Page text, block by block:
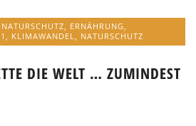
ERNÄHRUNG
KLIMAWANDEL NATURSCHUTZ
DIE WELT … ZUMINDEST